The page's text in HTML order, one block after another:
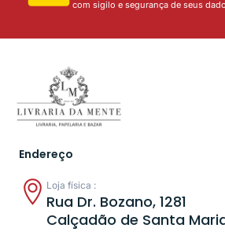
com sigilo e segurança de seus
Endereço
Loja física :
Rua Dr. Bozano, 1281
Calçadão de Santa